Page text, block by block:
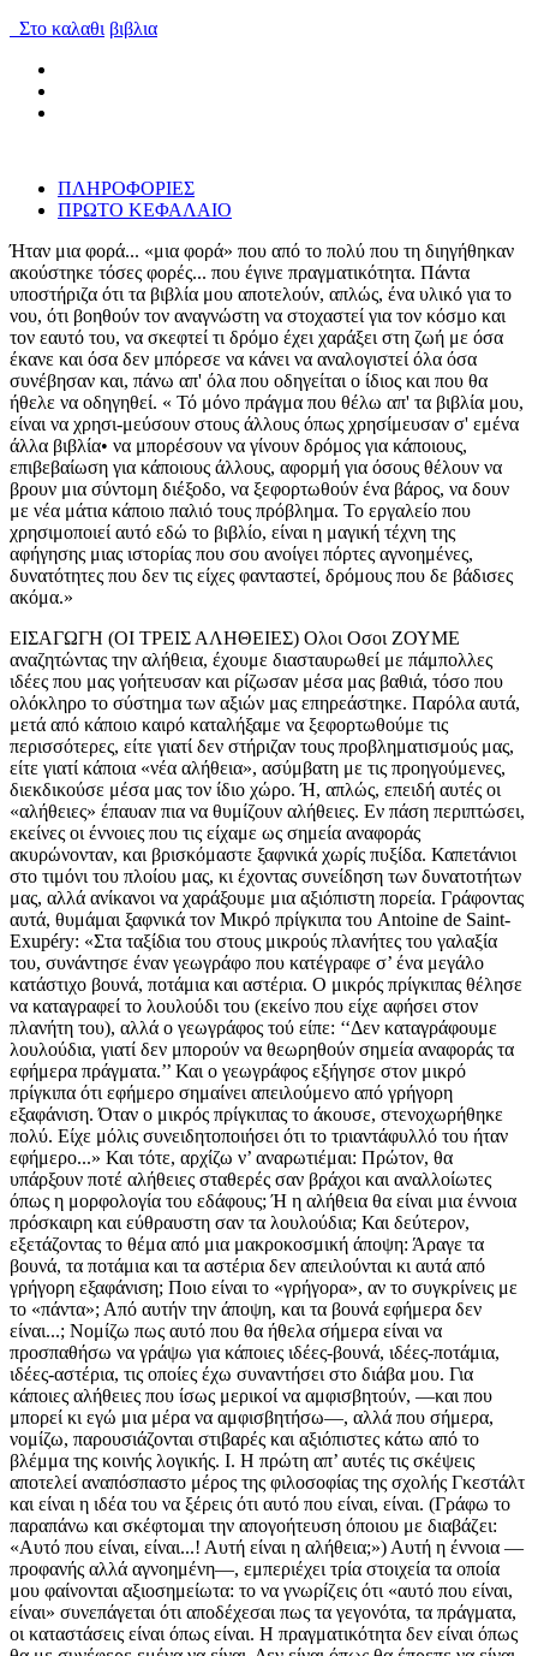
Στο καλαθι βιβλια
ΠΛΗΡΟΦΟΡΙΕΣ
ΠΡΩΤΟ ΚΕΦΑΛΑΙΟ
Ήταν μια φορά... «μια φορά» που από το πολύ που τη διηγήθηκαν
ακούστηκε τόσες φορές... που έγινε πραγματικότητα. Πάντα
υποστήριζα ότι τα βιβλία μου αποτελούν, απλώς, ένα υλικό για το
νου, ότι βοηθούν τον αναγνώστη να στοχαστεί για τον κόσμο και
τον εαυτό του, να σκεφτεί τι δρόμο έχει χαράξει στη ζωή με όσα
έκανε και όσα δεν μπόρεσε να κάνει να αναλογιστεί όλα όσα
συνέβησαν και, πάνω απ' όλα που οδηγείται ο ίδιος και που θα
ήθελε να οδηγηθεί. « Τό μόνο πράγμα που θέλω απ' τα βιβλία μου,
είναι να χρησι-μεύσουν στους άλλους όπως χρησίμευσαν σ' εμένα
άλλα βιβλία• να μπορέσουν να γίνουν δρόμος για κάποιους,
επιβεβαίωση για κάποιους άλλους, αφορμή για όσους θέλουν να
βρουν μια σύντομη διέξοδο, να ξεφορτωθούν ένα βάρος, να δουν
με νέα μάτια κάποιο παλιό τους πρόβλημα. Το εργαλείο που
χρησιμοποιεί αυτό εδώ το βιβλίο, είναι η μαγική τέχνη της
αφήγησης μιας ιστορίας που σου ανοίγει πόρτες αγνοημένες,
δυνατότητες που δεν τις είχες φανταστεί, δρόμους που δε βάδισες
ακόμα.»
ΕΙΣΑΓΩΓΗ (ΟΙ ΤΡΕΙΣ ΑΛΗΘΕΙΕΣ) Ολοι Οσοι ΖΟΥΜΕ
αναζητώντας την αλήθεια, έχουμε δια­σταυρωθεί με πάμπολλες
ιδέες που μας γοήτευσαν και ρίζωσαν μέσα μας βαθιά, τόσο που
ολόκληρο το σύστημα των αξιών μας επηρεάστηκε. Παρόλα αυτά,
μετά από κάποιο καιρό καταλήξαμε να ξεφορτωθούμε τις
περισσότερες, είτε γιατί δεν στήριζαν τους προβληματισμούς μας,
είτε γιατί κάποια «νέα αλήθεια», ασύμβατη με τις προηγούμενες,
διεκδικούσε μέσα μας τον ίδιο χώρο. Ή, απλώς, επειδή αυτές οι
«αλήθειες» έπαυαν πια να θυμίζουν αλήθειες. Εν πάση περιπτώσει,
εκείνες οι έννοιες που τις είχαμε ως σημεία αναφοράς
ακυρώνονταν, και βρισκόμαστε ξαφνικά χωρίς πυξίδα. Καπετάνιοι
στο τιμόνι του πλοίου μας, κι έχοντας συνείδηση των δυνατοτήτων
μας, αλλά ανίκανοι να χαράξουμε μια αξιόπιστη πορεία. Γράφοντας
αυτά, θυμάμαι ξαφνικά τον Μικρό πρίγκιπα του Antoine de Saint-
Exupéry: «Στα ταξίδια του στους μικρούς πλανήτες του γαλαξία
του, συνάντησε έναν γεωγράφο που κατέγραφε σ’ ένα μεγάλο
κατάστιχο βουνά, ποτάμια και αστέρια. Ο μικρός πρίγκιπας θέλησε
να καταγραφεί το λουλούδι του (εκείνο που είχε αφήσει στον
πλανήτη του), αλλά ο γεωγράφος τού είπε: ‘‘Δεν καταγράφουμε
λουλούδια, γιατί δεν μπορούν να θεωρηθούν σημεία αναφοράς τα
εφήμερα πράγματα.’’ Και ο γεωγράφος εξήγησε στον μικρό
πρίγκιπα ότι εφήμερο σημαίνει απειλούμενο από γρήγορη
εξαφάνιση. Όταν ο μικρός πρίγκιπας το άκουσε, στενοχωρήθηκε
πολύ. Είχε μόλις συνειδητοποιήσει ότι το τριαντάφυλλό του ήταν
εφήμερο...» Και τότε, αρχίζω ν’ αναρωτιέμαι: Πρώτον, θα
υπάρξουν ποτέ αλήθειες σταθερές σαν βράχοι και αναλλοίωτες
όπως η μορφολογία του εδάφους; Ή η αλήθεια θα είναι μια έννοια
πρόσκαιρη και εύθραυστη σαν τα λουλούδια; Και δεύτερον,
εξετάζοντας το θέμα από μια μακροκοσμική άποψη: Άραγε τα
βουνά, τα ποτάμια και τα αστέρια δεν απειλούνται κι αυτά από
γρήγορη εξαφάνιση; Ποιο είναι το «γρήγορα», αν το συγκρίνεις με
το «πάντα»; Από αυτήν την άποψη, και τα βουνά εφήμερα δεν
είναι...; Νομίζω πως αυτό που θα ήθελα σήμερα είναι να
προσπαθήσω να γράψω για κάποιες ιδέες-βουνά, ιδέες-ποτάμια,
ιδέες-αστέρια, τις οποίες έχω συναντήσει στο διάβα μου. Για
κάποιες αλήθειες που ίσως μερικοί να αμφισβητούν, —και που
μπορεί κι εγώ μια μέρα να αμφισβητήσω—, αλλά που σήμερα,
νομίζω, παρουσιάζονται στιβαρές και αξιόπιστες κάτω από το
βλέμμα της κοινής λογικής. Ι. Η πρώτη απ’ αυτές τις σκέψεις
αποτελεί αναπόσπαστο μέρος της φιλοσοφίας της σχολής Γκεστάλτ
και είναι η ιδέα του να ξέρεις ότι αυτό που είναι, είναι. (Γράφω το
παραπάνω και σκέφτομαι την απογοήτευση όποιου με διαβάζει:
«Αυτό που είναι, είναι...! Αυτή είναι η αλήθεια;») Αυτή η έννοια —
προφανής αλλά αγνοημένη—, εμπεριέχει τρία στοιχεία τα οποία
μου φαίνονται αξιοσημείωτα: το να γνωρίζεις ότι «αυτό που είναι,
είναι» συνεπάγεται ότι αποδέχεσαι πως τα γεγονότα, τα πράγματα,
οι καταστάσεις είναι όπως είναι. Η πραγματικότητα δεν είναι όπως